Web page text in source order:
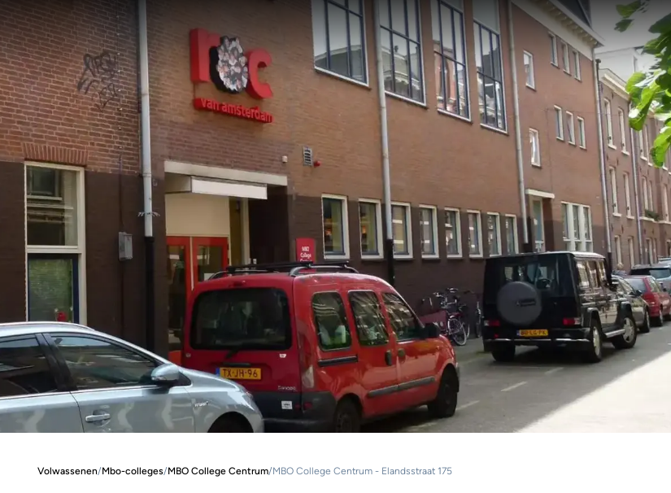
Volwassenen/Mbo-colleges/MBO College Centrum/MBO College Centrum - Elandsstraat 175